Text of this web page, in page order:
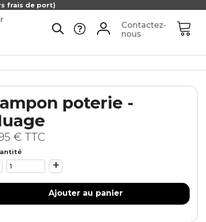
frais de port)
Contactez-
nous
poterie -
€ TTC
+
Ajouter au panier